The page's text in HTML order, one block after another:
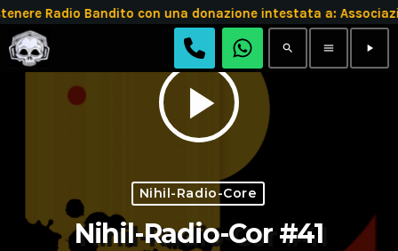
Radio Bandito con una donazione intestata a:
search menu play_arrow
play_arrow
Nihil-Radio-Core
Nihil-Radio-Cor #41